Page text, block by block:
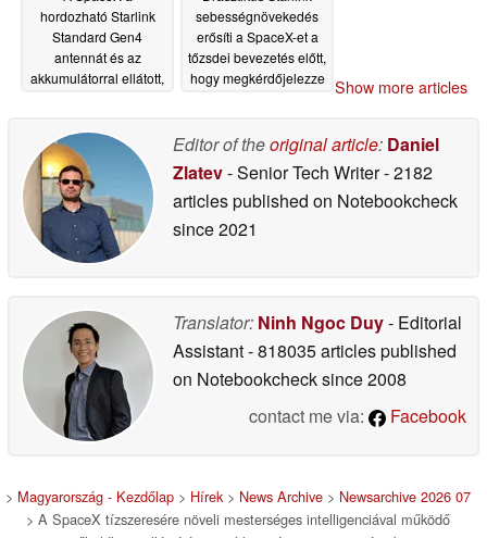
hordozható Starlink
Standard Gen4
antennát és az
akkumulátorral ellátott,
bevezetéshez06/12/2026
sebességnövekedés
erősíti a SpaceX-et a
tőzsdei bevezetés előtt,
hogy megkérdőjelezze Show more articles
Editor of theoriginal article: Daniel
Zlatev- Senior Tech Writer- 2182
articles published on Notebookcheck
since 2021
Translator: Ninh Ngoc Duy- Editorial
Assistant- 818035 articles published
on Notebookchecksince 2008
contact me via:
Facebook
> Magyarország - Kezdőlap > Hírek> News Archive > Newsarchive 2026 07
> A SpaceX tízszeresére növeli mesterséges intelligenciával működő